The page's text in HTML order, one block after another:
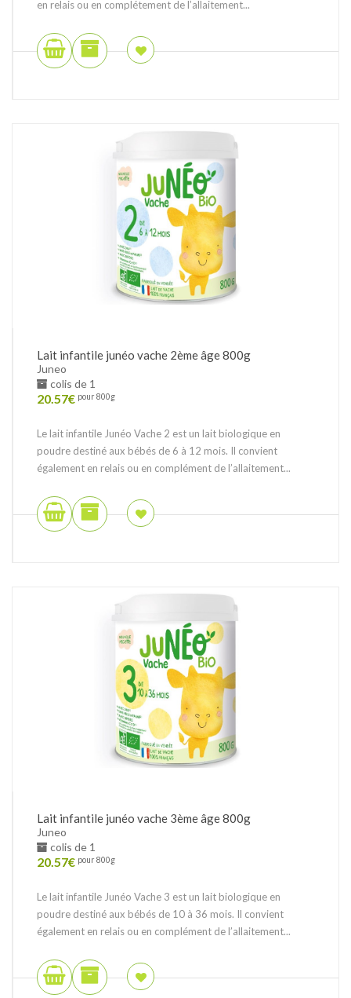
en relais ou en complétement de l’allaitement...
Lait infantile junéo vache 2ème âge 800g
Juneo
colis de 1
20.57€ pour 800g
Le lait infantile Junéo Vache 2 est un lait biologique en
poudre destiné aux bébés de 6 à 12 mois. Il convient
également en relais ou en complément de l’allaitement...
Lait infantile junéo vache 3ème âge 800g
Juneo
colis de 1
20.57€ pour 800g
Le lait infantile Junéo Vache 3 est un lait biologique en
poudre destiné aux bébés de 10 à 36 mois. Il convient
également en relais ou en complément de l’allaitement...